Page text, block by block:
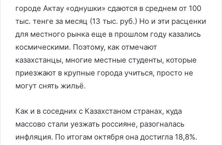
городе Актау «однушки» сдаются в среднем от 100
тыс. тенге за месяц (13 тыс. руб.) Но и эти расценки
для местного рынка еще в прошлом году казались
космическими. Поэтому, как отмечают
казахстанцы, многие местные студенты, которые
приезжают в крупные города учиться, просто не
могут снять жильё.
Как и в соседних с Казахстаном странах, куда
массово стали уезжать россияне, разогналась
инфляция. По итогам октября она достигла 18,8%.